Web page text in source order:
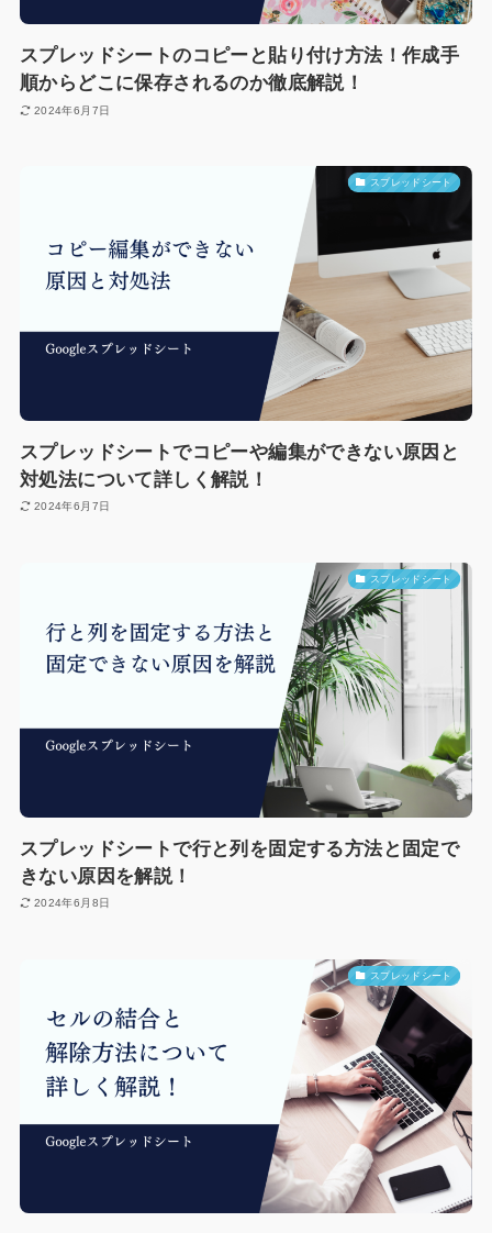
スプレッドシートのコピーと貼り付け方法！作成手
順からどこに保存されるのか徹底解説！
2024年6月7日
スプレッドシート
スプレッドシートでコピーや編集ができない原因と
対処法について詳しく解説！
2024年6月7日
スプレッドシート
スプレッドシートで行と列を固定する方法と固定で
きない原因を解説！
2024年6月8日
スプレッドシート